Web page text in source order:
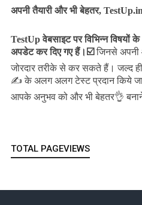
अपनी तैयारी और भी बेहतर,
TestUp वेबसाइट पर विभिन्न विषयों
अपडेट कर दिए गए हैं। ☑️ जिनसे अपनी
जोरदार तरीके से कर सकते हैं।जल्द
✍️ के अलग अलग टेस्ट प्रदान किये
आपके अनुभव को और भी बेहतर👌
TOTAL PAGEVIEWS